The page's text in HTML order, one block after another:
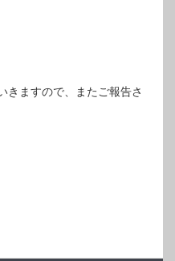
きますので、またご報告さ